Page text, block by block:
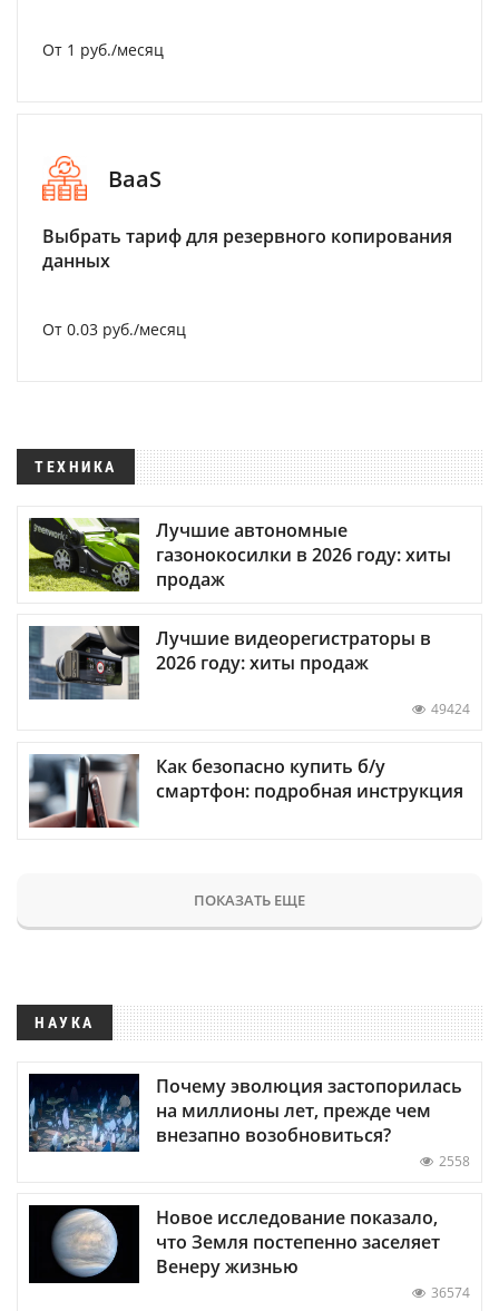
От 1 руб./месяц
BaaS
Выбрать тариф для резервного копирования
данных
От 0.03 руб./месяц
ТЕХНИКА
Лучшие автономные
газонокосилки в 2026 году: хиты
продаж
Лучшие видеорегистраторы в
2026 году: хиты продаж
49424
Как безопасно купить б/у
смартфон: подробная инструкция
ПОКАЗАТЬ ЕЩЕ
НАУКА
Почему эволюция застопорилась
на миллионы лет, прежде чем
внезапно возобновиться?
2558
Новое исследование показало,
что Земля постепенно заселяет
Венеру жизнью
36574